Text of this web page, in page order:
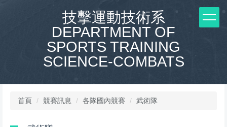
技擊運動技術系
DEPARTMENT OF
SPORTS TRAINING
SCIENCE-COMBATS
首頁 競賽訊息 各隊國內競賽 武術隊